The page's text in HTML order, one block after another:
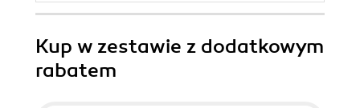
Kup w zestawie z dodatkowym
rabatem